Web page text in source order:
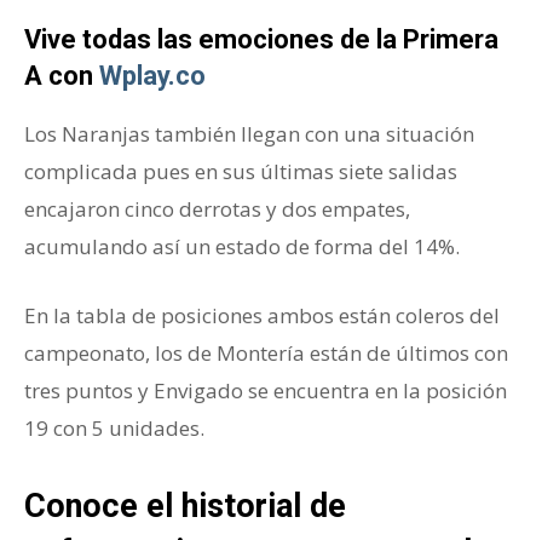
Vive todas las emociones de la Primera
A con Wplay.co
Los Naranjas también llegan con una situación
complicada pues en sus últimas siete salidas
encajaron cinco derrotas y dos empates,
acumulando así un estado de forma del 14%.
En la tabla de posiciones ambos están coleros del
campeonato, los de Montería están de últimos con
tres puntos y Envigado se encuentra en la posición
19 con 5 unidades.
Conoce el historial de